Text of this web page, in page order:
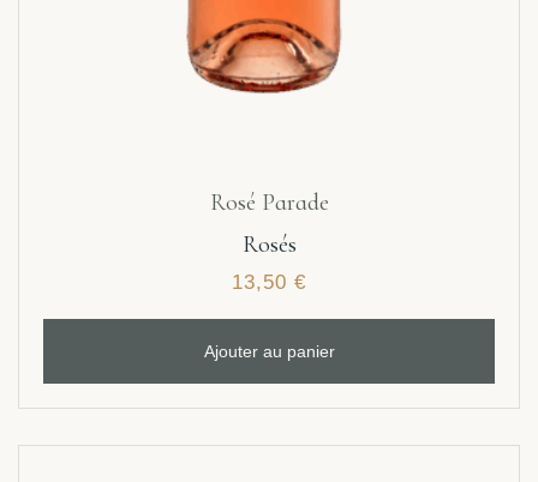
Rosé Parade
Rosés
13,50 €
Ajouter au panier